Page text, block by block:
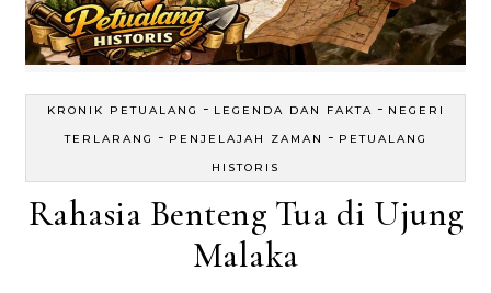
KRONIK PETUALANG - LEGENDA DAN FAKTA - NEGERI
TERLARANG
- PENJELAJAH ZAMAN - PETUALANG
HISTORIS
Rahasia Benteng Tua di Ujung
Malaka